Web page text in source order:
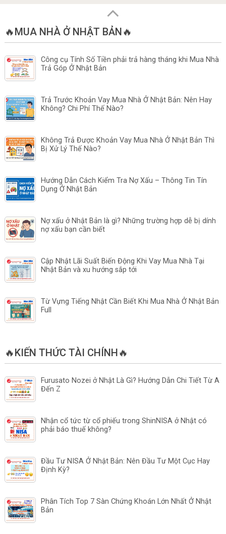
🔥MUA NHÀ Ở NHẬT BẢN🔥
Công cụ Tính Số Tiền phải trả hàng tháng khi Mua Nhà
Trả Góp Ở Nhật Bản
Trả Trước Khoản Vay Mua Nhà Ở Nhật Bản: Nên Hay
Không? Chi Phí Thế Nào?
Không Trả Được Khoản Vay Mua Nhà Ở Nhật Bản Thì
Bị Xử Lý Thế Nào?
Hướng Dẫn Cách Kiểm Tra Nợ Xấu – Thông Tin Tín
Dụng Ở Nhật Bản
Nợ xấu ở Nhật Bản là gì? Những trường hợp dễ bị dính
nợ xấu bạn cần biết
Cập Nhật Lãi Suất Biến Động Khi Vay Mua Nhà Tại
Nhật Bản và xu hướng sắp tới
Từ Vựng Tiếng Nhật Cần Biết Khi Mua Nhà Ở Nhật Bản
Full
🔥KIẾN THỨC TÀI CHÍNH🔥
Furusato Nozei ở Nhật Là Gì? Hướng Dẫn Chi Tiết Từ A
Đến Z
Nhận cổ tức từ cổ phiếu trong ShinNISA ở Nhật có
phải báo thuế không?
Đầu Tư NISA Ở Nhật Bản: Nên Đầu Tư Một Cục Hay
Định Kỳ?
Phân Tích Top 7 Sàn Chứng Khoán Lớn Nhất Ở Nhật
Bản